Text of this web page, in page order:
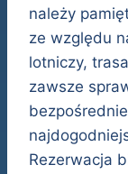
należy
ze względu
lotniczy,
zawsze
Rezerwacja